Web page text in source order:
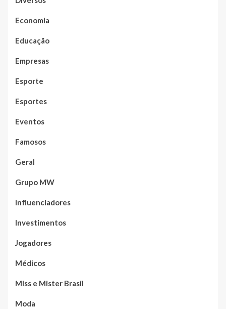
Economia
Educação
Empresas
Esporte
Esportes
Eventos
Famosos
Geral
Grupo MW
Influenciadores
Investimentos
Jogadores
Médicos
Miss e Mister Brasil
Moda